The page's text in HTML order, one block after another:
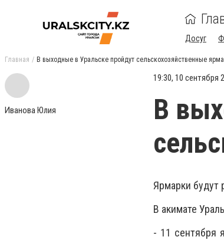
Досуг
Главная В выходные в Уральске пройдут сельскохозяйственные
Иванова Юлия
19:30, 10 сентября
В
Ярмарки будут
В акимате
- 11 сентября